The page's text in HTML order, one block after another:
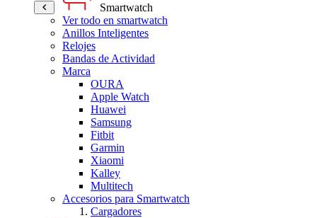
Smartwatch
Ver todo en smartwatch
Anillos Inteligentes
Relojes
Bandas de Actividad
Marca
OURA
Apple Watch
Huawei
Samsung
Fitbit
Garmin
Xiaomi
Kalley
Multitech
Accesorios para Smartwatch
Cargadores